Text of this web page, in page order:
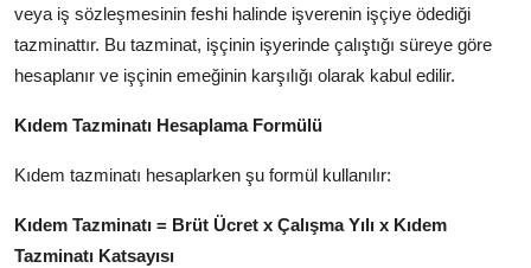
veya iş sözleşmesinin feshi halinde işverenin işçiye ödediği
tazminattır. Bu tazminat, işçinin işyerinde çalıştığı süreye göre
hesaplanır ve işçinin emeğinin karşılığı olarak kabul edilir.
Kıdem Tazminatı Hesaplama Formülü
Kıdem tazminatı hesaplarken şu formül kullanılır:
Kıdem Tazminatı = Brüt Ücret x Çalışma Yılı x Kıdem
Tazminatı Katsayısı